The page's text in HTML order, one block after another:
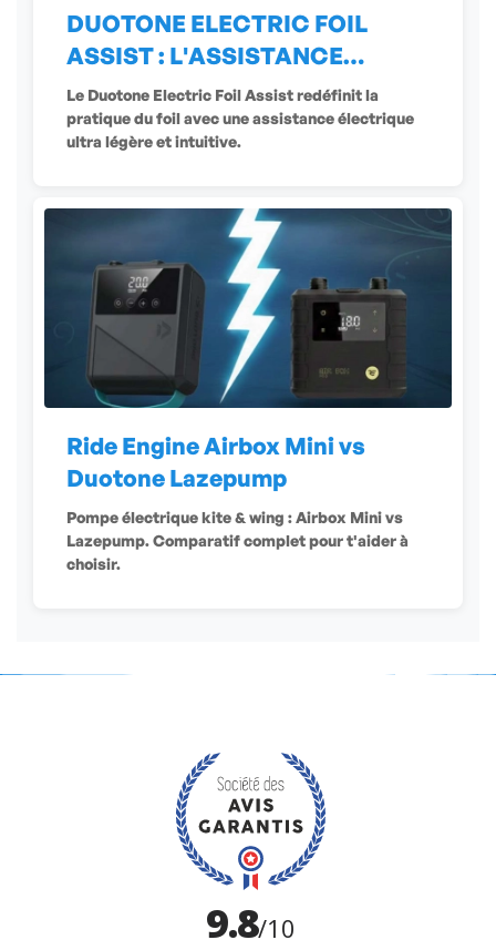
DUOTONE ELECTRIC FOIL
ASSIST : L'ASSISTANCE
ÉLECTRIQUE
Le Duotone Electric Foil Assist redéfinit la
pratique du foil avec une assistance électrique
ultra légère et intuitive.
Ride Engine Airbox Mini vs
Duotone Lazepump
Pompe électrique kite & wing : Airbox Mini vs
Lazepump. Comparatif complet pour t'aider à
choisir.